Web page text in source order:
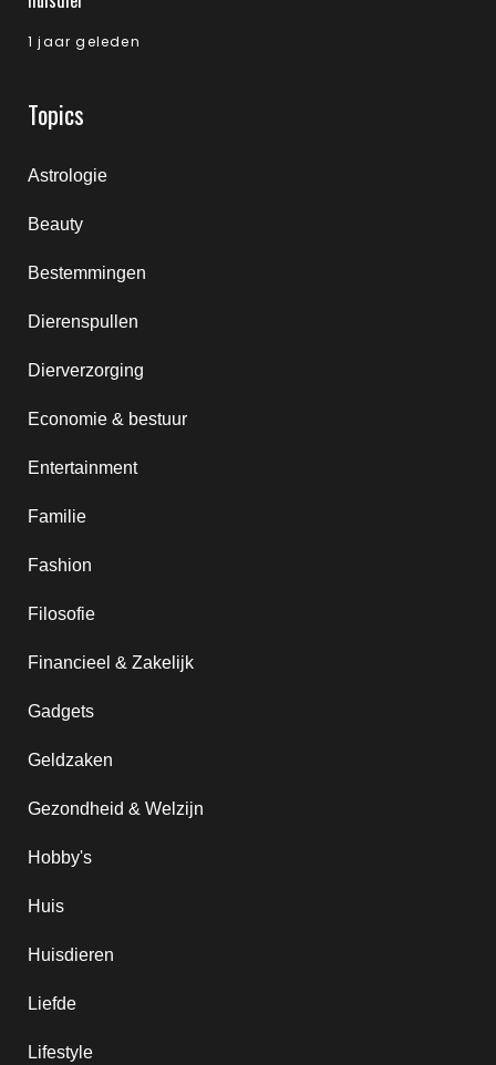
1 jaar geleden
Topics
Astrologie
Beauty
Bestemmingen
Dierenspullen
Dierverzorging
Economie & bestuur
Entertainment
Familie
Fashion
Filosofie
Financieel & Zakelijk
Gadgets
Geldzaken
Gezondheid & Welzijn
Hobby's
Huis
Huisdieren
Liefde
Lifestyle